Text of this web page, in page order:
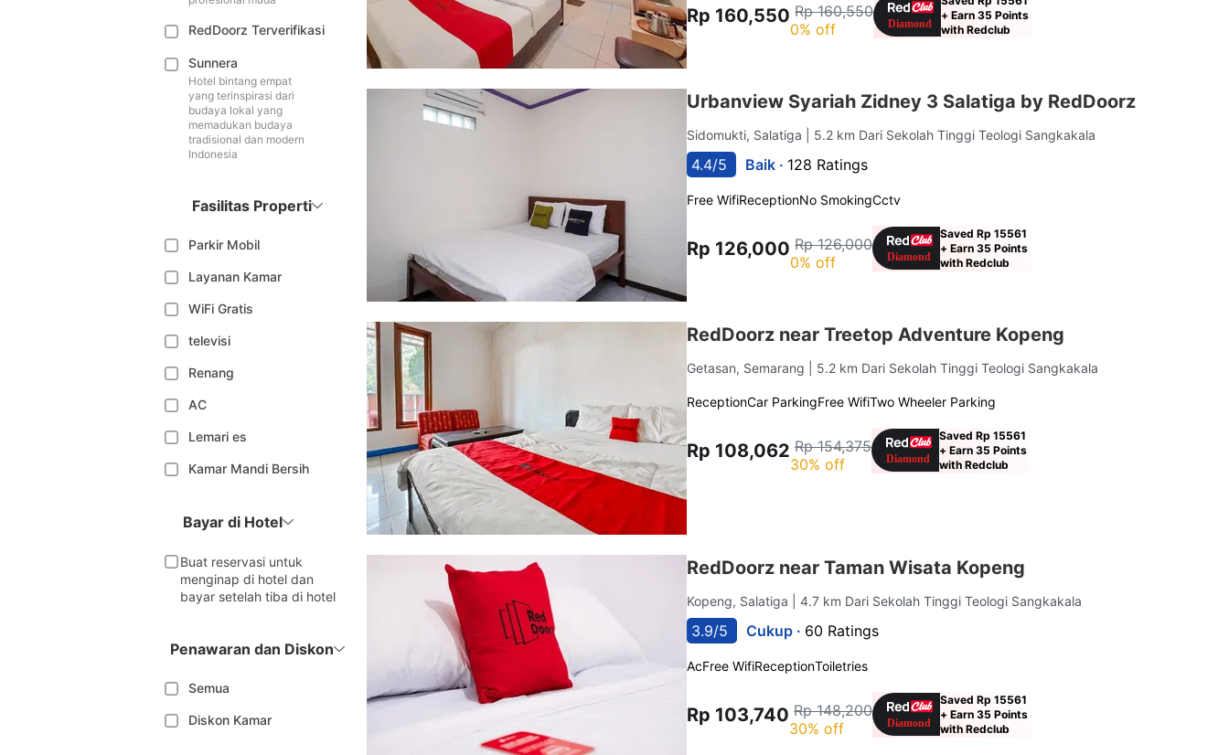
RedDoorz Terverifikasi
Sunnera
Hotel bintang empat
yang terinspirasi dari
budaya lokal yang
memadukan budaya
tradisional dan modern
Indonesia
Fasilitas Properti
Parkir Mobil
Layanan Kamar
WiFi Gratis
televisi
Renang
AC
Lemari es
Kamar Mandi Bersih
Bayar di Hotel
Buat reservasi untuk
menginap di hotel dan
bayar setelah tiba di hotel
Penawaran dan Diskon
Semua
Diskon Kamar
Rp 160,550 Rp 160,550
0% off
+ Earn 35 Points
with Redclub
Urbanview Syariah Zidney 3 Salatiga by RedDoorz
Sidomukti, Salatiga | 5.2 km Dari Sekolah Tinggi Teologi Sangkakala
4.4/5 Baik · 128 Ratings
Free WifiReceptionNo SmokingCctv
Rp 126,000 Rp 126,000
0% off
Saved Rp 15561
+ Earn 35 Points
with Redclub
RedDoorz near Treetop Adventure Kopeng
Getasan, Semarang | 5.2 km Dari Sekolah Tinggi Teologi Sangkakala
ReceptionCar ParkingFree WifiTwo Wheeler Parking
Rp 108,062 Rp 154,375
30% off
Saved Rp 15561
+ Earn 35 Points
with Redclub
RedDoorz near Taman Wisata Kopeng
Kopeng, Salatiga | 4.7 km Dari Sekolah Tinggi Teologi Sangkakala
3.9/5 Cukup · 60 Ratings
AcFree WifiReceptionToiletries
Rp 103,740 Rp 148,200
30% off
Saved Rp 15561
+ Earn 35 Points
with Redclub